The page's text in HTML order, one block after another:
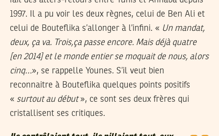
1997. Il a pu voir les deux règnes, celui de Ben Ali et
celui de Bouteflika s’allonger à l’infini. « Un mandat,
deux, ça va. Trois,ça passe encore. Mais déjà quatre
[en 2014] et le monde entier se moquait de nous, alors
cinq…», se rappelle Younes. S’il veut bien
reconnaitre à Bouteflika quelques points positifs
« surtout au début», ce sont ses deux frères qui
cristallisent ses critiques.